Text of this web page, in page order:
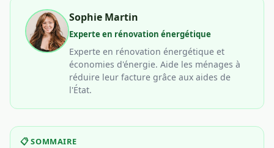
Sophie Martin
Experte en rénovation énergétique
Experte en rénovation énergétique et
économies d'énergie. Aide les ménages à
réduire leur facture grâce aux aides de
l'État.
📋 SOMMAIRE